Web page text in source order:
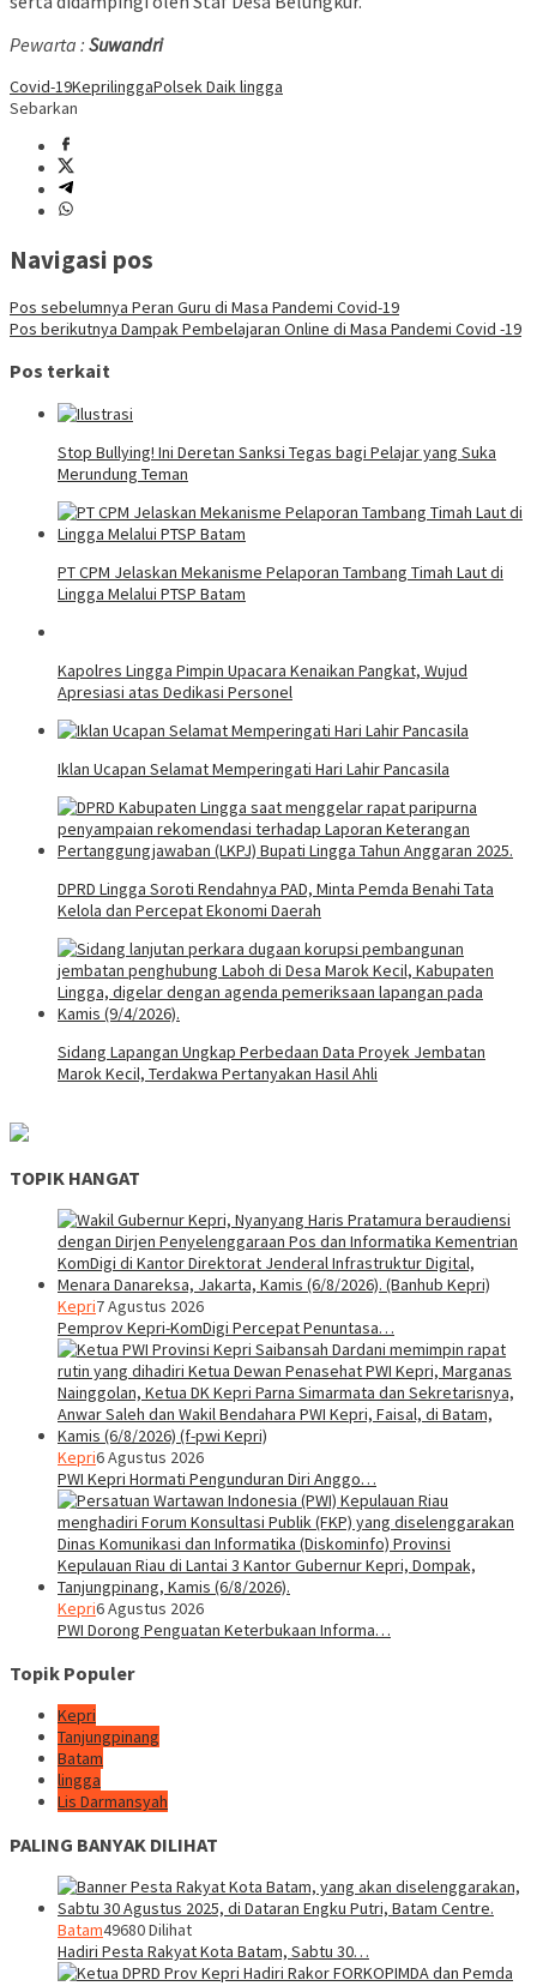
Pewarta : Suwandri
Covid-19KeprilinggaPolsek Daik lingga
Sebarkan
Navigasi pos
Pos sebelumnya Peran Guru di Masa Pandemi Covid-19
Pos berikutnya Dampak Pembelajaran Online di Masa Pandemi Covid -19
Pos terkait
Stop Bullying! Ini Deretan Sanksi Tegas bagi Pelajar yang Suka
Merundung Teman
PT CPM Jelaskan Mekanisme Pelaporan Tambang Timah Laut di
Lingga Melalui PTSP Batam
Kapolres Lingga Pimpin Upacara Kenaikan Pangkat, Wujud
Apresiasi atas Dedikasi Personel
Iklan Ucapan Selamat Memperingati Hari Lahir Pancasila
DPRD Lingga Soroti Rendahnya PAD, Minta Pemda Benahi Tata
Kelola dan Percepat Ekonomi Daerah
Sidang Lapangan Ungkap Perbedaan Data Proyek Jembatan
Marok Kecil, Terdakwa Pertanyakan Hasil Ahli
TOPIK HANGAT
Kepri7 Agustus 2026
Pemprov Kepri-KomDigi Percepat Penuntasa…
Kepri6 Agustus 2026
PWI Kepri Hormati Pengunduran Diri Anggo…
Kepri6 Agustus 2026
PWI Dorong Penguatan Keterbukaan Informa…
Topik Populer
Kepri
Tanjungpinang
Batam
lingga
Lis Darmansyah
PALING BANYAK DILIHAT
Batam49680 Dilihat
Hadiri Pesta Rakyat Kota Batam, Sabtu 30…